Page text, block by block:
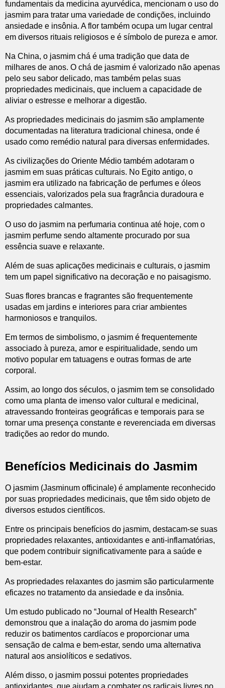
fundamentais da medicina ayurvédica, mencionam o uso do
jasmim para tratar uma variedade de condições, incluindo
ansiedade e insônia. A flor também ocupa um lugar central
em diversos rituais religiosos e é símbolo de pureza e amor.
Na China, o jasmim chá é uma tradição que data de
milhares de anos. O chá de jasmim é valorizado não apenas
pelo seu sabor delicado, mas também pelas suas
propriedades medicinais, que incluem a capacidade de
aliviar o estresse e melhorar a digestão.
As propriedades medicinais do jasmim são amplamente
documentadas na literatura tradicional chinesa, onde é
usado como remédio natural para diversas enfermidades.
As civilizações do Oriente Médio também adotaram o
jasmim em suas práticas culturais. No Egito antigo, o
jasmim era utilizado na fabricação de perfumes e óleos
essenciais, valorizados pela sua fragrância duradoura e
propriedades calmantes.
O uso do jasmim na perfumaria continua até hoje, com o
jasmim perfume sendo altamente procurado por sua
essência suave e relaxante.
Além de suas aplicações medicinais e culturais, o jasmim
tem um papel significativo na decoração e no paisagismo.
Suas flores brancas e fragrantes são frequentemente
usadas em jardins e interiores para criar ambientes
harmoniosos e tranquilos.
Em termos de simbolismo, o jasmim é frequentemente
associado à pureza, amor e espiritualidade, sendo um
motivo popular em tatuagens e outras formas de arte
corporal.
Assim, ao longo dos séculos, o jasmim tem se consolidado
como uma planta de imenso valor cultural e medicinal,
atravessando fronteiras geográficas e temporais para se
tornar uma presença constante e reverenciada em diversas
tradições ao redor do mundo.
Benefícios Medicinais do Jasmim
O jasmim (Jasminum officinale) é amplamente reconhecido
por suas propriedades medicinais, que têm sido objeto de
diversos estudos científicos.
Entre os principais benefícios do jasmim, destacam-se suas
propriedades relaxantes, antioxidantes e anti-inflamatórias,
que podem contribuir significativamente para a saúde e
bem-estar.
As propriedades relaxantes do jasmim são particularmente
eficazes no tratamento da ansiedade e da insônia.
Um estudo publicado no “Journal of Health Research”
demonstrou que a inalação do aroma do jasmim pode
reduzir os batimentos cardíacos e proporcionar uma
sensação de calma e bem-estar, sendo uma alternativa
natural aos ansiolíticos e sedativos.
Além disso, o jasmim possui potentes propriedades
antioxidantes, que ajudam a combater os radicais livres no